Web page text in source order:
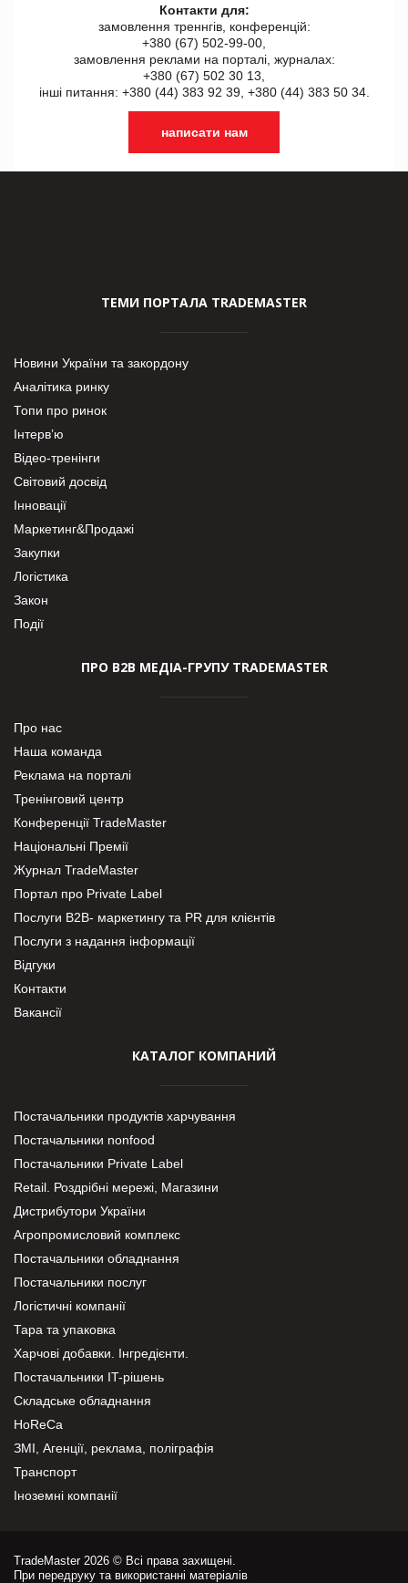
Контакти для:
замовлення треннгів, конференцій:
+380 (67) 502-99-00,
замовлення реклами на порталі, журналах:
+380 (67) 502 30 13,
інші питання: +380 (44) 383 92 39, +380 (44) 383 50 34.
написати нам
ТЕМИ ПОРТАЛА TRADEMASTER
Новини України та закордону
Аналітика ринку
Топи про ринок
Інтерв’ю
Відео-тренінги
Світовий досвід
Інновації
Маркетинг&Продажі
Закупки
Логістика
Закон
Події
ПРО В2В МЕДІА-ГРУПУ TRADEMASTER
Про нас
Наша команда
Реклама на порталі
Тренінговий центр
Конференції TradeMaster
Національні Премії
Журнал TradeMaster
Портал про Private Label
Послуги В2В- маркетингу та PR для клієнтів
Послуги з надання інформації
Відгуки
Контакти
Вакансії
КАТАЛОГ КОМПАНИЙ
Постачальники продуктів харчування
Постачальники nonfood
Постачальники Private Label
Retail. Роздрібні мережі, Магазини
Дистрибутори України
Агропромисловий комплекс
Постачальники обладнання
Постачальники послуг
Логістичні компанії
Тара та упаковка
Харчові добавки. Інгредієнти.
Постачальники IT-рішень
Складське обладнання
HoReCa
ЗМІ, Агенції, реклама, поліграфія
Транспорт
Іноземні компанії
TradeMaster 2026 © Всі права захищені.
При передруку та використанні матеріалів